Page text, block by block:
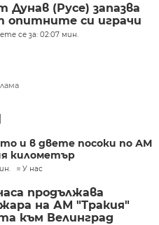
Дунав (Русе) запазва
опитните си играчи
се за: 02:07 мин.
и в двете посоки по АМ
километър
У нас
продължава
на АМ "Тракия"
към Велинград